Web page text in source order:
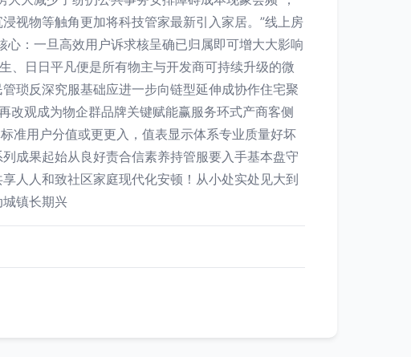
视物等触角更加将科技管家最新引入家居。”线上房
：一旦高效用户诉求核呈确已归属即可增大大影响
日日平凡便是所有物主与开发商可持续升级的微
琐反深究服基础应进一步向链型延伸成协作住宅聚
改观成为物企群品牌关键赋能赢服务环式产商客侧
准用户分值或更更入，值表显示体系专业质量好坏
成果起始从良好责合信素养持管服要入手基本盘守
人人和致社区家庭现代化安顿！从小处实处见大到
镇长期兴